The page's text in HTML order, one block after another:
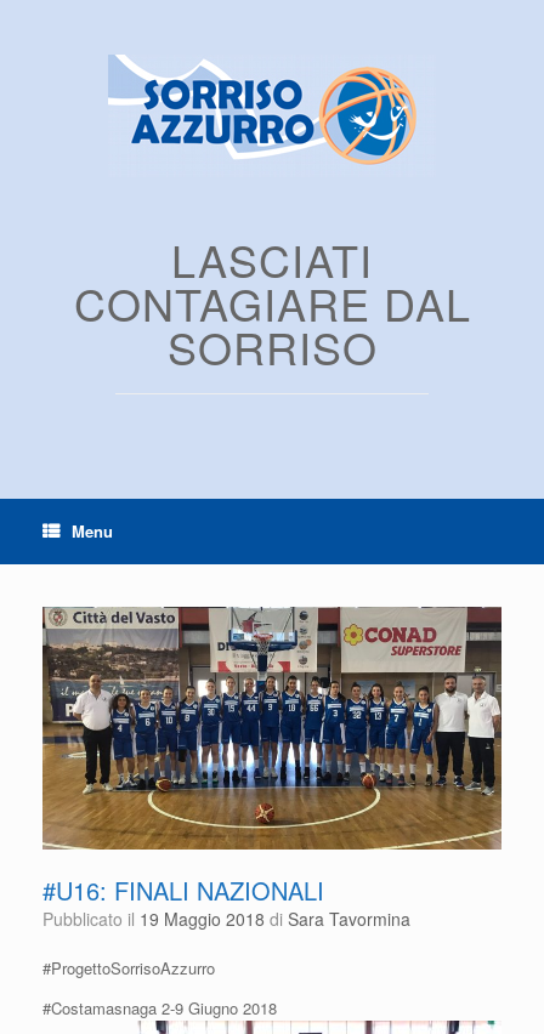
LASCIATI
CONTAGIARE DAL
SORRISO
Menu
#U16: FINALI NAZIONALI
Pubblicato il 19 Maggio 2018 di Sara Tavormina
#ProgettoSorrisoAzzurro
#Costamasnaga 2-9 Giugno 2018